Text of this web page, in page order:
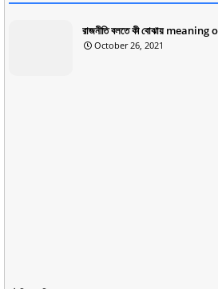
রাজনীতি বলতে কী বোঝায়
October 26, 2021